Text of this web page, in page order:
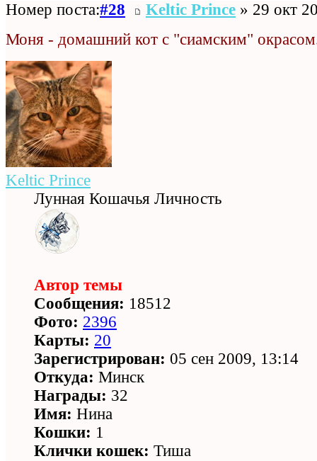
Номер поста:#28 Keltic Prince » 29 окт
Моня - домашний кот с "сиамским"
Keltic Prince
Лунная Кошачья Личность
Автор темы
Сообщения: 18512
Фото: 2396
Карты: 20
Зарегистрирован: 05 сен 2009, 13:14
Откуда: Минск
Награды: 32
Имя: Нина
Кошки: 1
Клички кошек: Тиша